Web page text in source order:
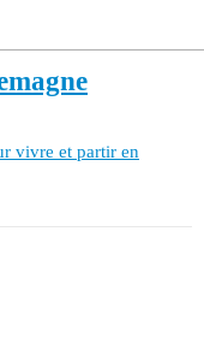
vivre et partir en